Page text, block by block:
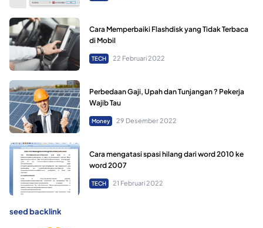
Cara Memperbaiki Flashdisk yang Tidak Terbaca
di Mobil
TECH 22 Februari 2022
Perbedaan Gaji, Upah dan Tunjangan ? Pekerja
Wajib Tau
Money 29 Desember 2022
Cara mengatasi spasi hilang dari word 2010 ke
word 2007
TECH 21 Februari 2022
seed backlink